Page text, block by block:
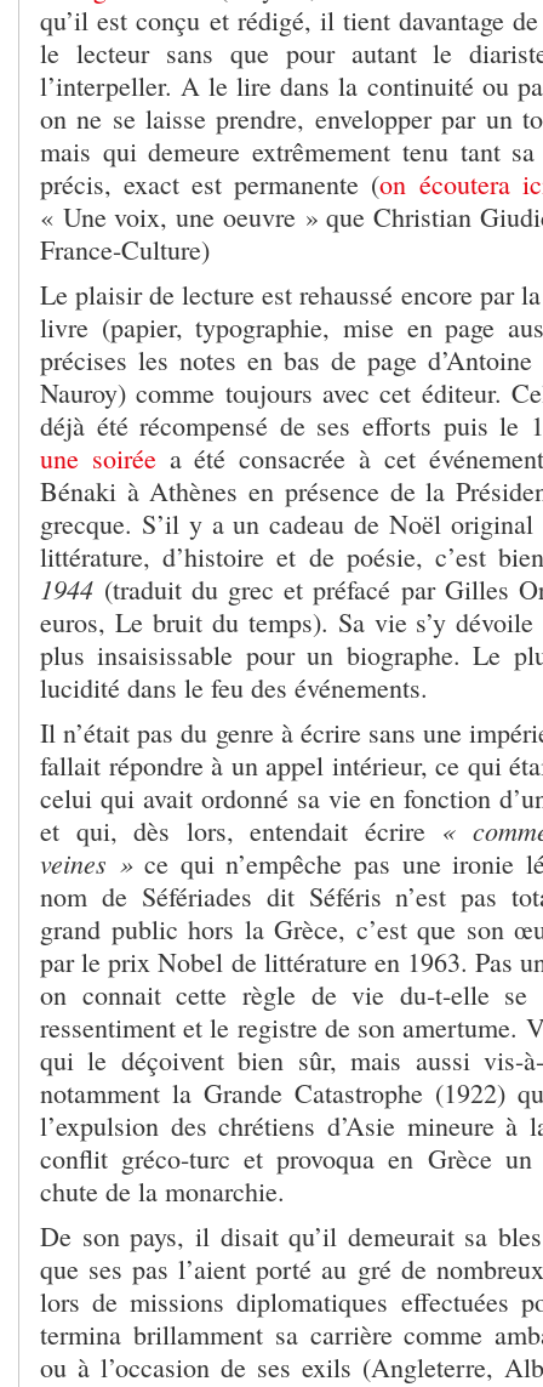
qu’il est conçu et rédigé, il tient davantage
le lecteur sans que pour autant le
l’interpeller. A le lire dans la continuité ou
on ne se laisse prendre, envelopper par un
mais qui demeure extrêmement tenu tant
précis, exact est permanente (on écoutera
« Une voix, une oeuvre » que Christian
France-Culture)
Le plaisir de lecture est rehaussé encore par
livre (papier, typographie, mise en page
précises les notes en bas de page
Nauroy) comme toujours avec cet éditeur.
déjà été récompensé de ses efforts puis le
une soiréea été consacrée à cet
Bénaki à Athènes en présence de la
grecque. S’il y a un cadeau de Noël
littérature, d’histoire et de poésie, c’est
1944 (traduit du grec et préfacé par Gilles
euros, Le bruit du temps). Sa vie s’y dévoile
plus insaisissable pour un biographe. Le
lucidité dans le feu des événements.
Il n’était pas du genre à écrire sans une
fallait répondre à un appel intérieur, ce qui
celui qui avait ordonné sa vie en fonction
et qui, dès lors, entendait écrire «
veines »ce qui n’empêche pas une ironie
nom de Séfériades dit Séféris n’est pas
grand public hors la Grèce, c’est que son
par le prix Nobel de littérature en 1963. Pas
on connait cette règle de vie du-t-elle se
ressentiment et le registre de son amertume.
qui le déçoivent bien sûr, mais aussi vis-
notamment la Grande Catastrophe (1922)
l’expulsion des chrétiens d’Asie mineure à
conflit gréco-turc et provoqua en Grèce
chute de la monarchie.
De son pays, il disait qu’il demeurait sa
que ses pas l’aient porté au gré de
lors de missions diplomatiques effectuées
termina brillamment sa carrière comme
ou à l’occasion de ses exils (Angleterre,